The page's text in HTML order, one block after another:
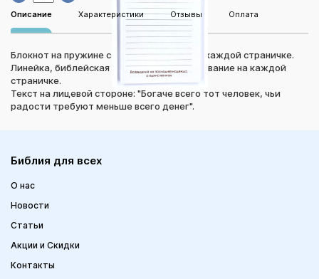
Описание Характеристики Отзывы Оплата
Блокнот на пружине с иллюстрациями на каждой страничке.
Линейка, библейская цитата или высказывание на каждой
страничке.
Текст на лицевой стороне: "Богаче всего тот человек, чьи
радости требуют меньше всего денег".
Библия для всех
О нас
Новости
Статьи
Акции и Скидки
Контакты